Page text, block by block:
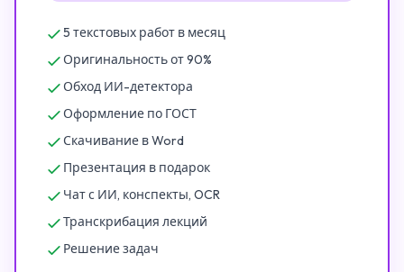
5 текстовых работ в месяц
Оригинальность от 90%
Обход ИИ-детектора
Оформление по ГОСТ
Скачивание в Word
Презентация в подарок
Чат с ИИ, конспекты, OCR
Транскрибация лекций
Решение задач